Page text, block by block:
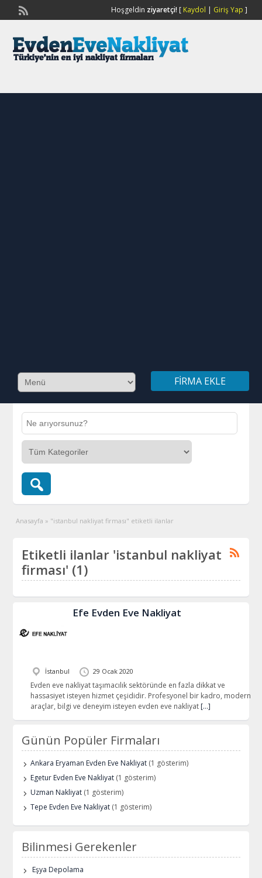
Hoşgeldin ziyaretçi![ Kaydol | Giriş Yap ]
FIRMA EKLE
Anasayfa » "istanbul nakliyat firması" etiketli ilanlar
Etiketli ilanlar 'istanbul nakliyat
firması' (1)
Efe Evden Eve Nakliyat
İstanbul 29 Ocak 2020
Evden eve nakliyat taşımacılık sektöründe en fazla dikkat ve
hassasiyet isteyen hizmet çeşididir. Profesyonel bir kadro, modern
araçlar, bilgi ve deneyim isteyen evden eve nakliyat […]
Günün Popüler Firmaları
Ankara Eryaman Evden Eve Nakliyat (1 gösterim)
Egetur Evden Eve Nakliyat (1 gösterim)
Uzman Nakliyat (1 gösterim)
Tepe Evden Eve Nakliyat (1 gösterim)
Bilinmesi Gerekenler
Eşya Depolama